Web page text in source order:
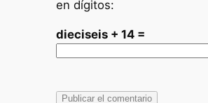
en dígitos:
dieciseis + 14 =